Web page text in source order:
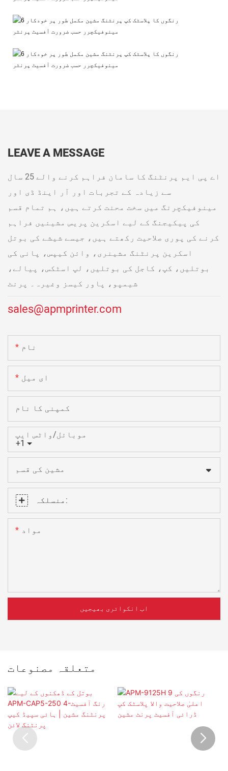
LEAVE A MESSAGE
اے پی ایم پرنٹنگ کا سامان فراہم کرنے والے 25 سال
سے زیادہ کے تجربات اور آر اینڈ ڈی اور
مینوفیکچرنگ میں سخت محنت کرتے ہیں، ہم تمام قسم
کی پیکیجنگ کے لیے اسکرین پریس مشینیں فراہم
کرنے کی پوری صلاحیت رکھتے ہیں، جیسے شیشے کی بوتل
اسکرین پرنٹنگ مشینری، وائن کیپس، پانی کی
بوتلیں، کپ، کاجل کی بوتلیں، لپ اسٹکس، پیالے،
شیمپو، پاور کیسز وغیرہ۔ پرنٹ
sales@apmprinter.com
نام
ای میل
کمپنی کا نام
+1
موبائل/واٹس ایپ
مشین کی قسم
منسلکہ:
مواد
اب انکوائری بھیجیں
متعلقہ مصنوعات